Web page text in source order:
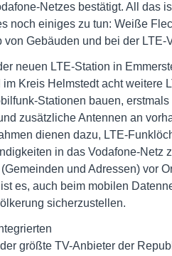
Netzes bestätigt. All das
noch einiges zu tun: Weiße
Gebäuden und bei der LTE-
neuen LTE-Station in
Kreis Helmstedt acht weitere
Stationen bauen, erstmals
zusätzliche Antennen an
dienen dazu, LTE-
in das Vodafone-Netz
und Adressen) vor
es, auch beim mobilen
sicherzustellen.
größte TV-Anbieter der